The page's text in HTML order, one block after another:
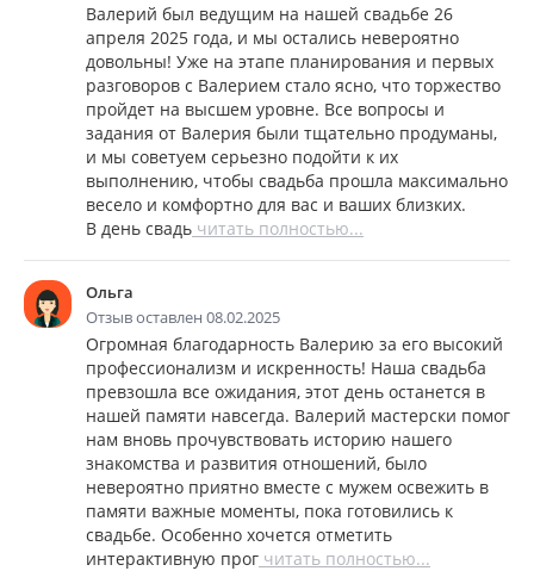
Валерий был ведущим на нашей свадьбе 26
апреля 2025 года, и мы остались невероятно
довольны! Уже на этапе планирования и первых
разговоров с Валерием стало ясно, что торжество
пройдет на высшем уровне. Все вопросы и
задания от Валерия были тщательно продуманы,
и мы советуем серьезно подойти к их
выполнению, чтобы свадьба прошла максимально
весело и комфортно для вас и ваших близких.
В день свадь читать полностью...
Ольга
Отзыв оставлен 08.02.2025
Огромная благодарность Валерию за его высокий
профессионализм и искренность! Наша свадьба
превзошла все ожидания, этот день останется в
нашей памяти навсегда. Валерий мастерски помог
нам вновь прочувствовать историю нашего
знакомства и развития отношений, было
невероятно приятно вместе с мужем освежить в
памяти важные моменты, пока готовились к
свадьбе. Особенно хочется отметить
интерактивную прог читать полностью...